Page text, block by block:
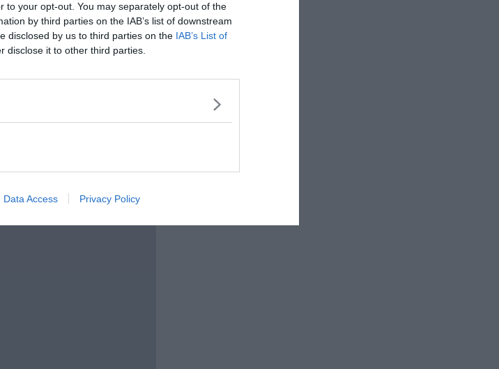
to your opt-out. You may separately opt-out of the
by third parties on the IAB’s list of downstream
disclosed by us to third parties on the IAB’s List of
disclose it to other third parties.
Data Access Privacy Policy